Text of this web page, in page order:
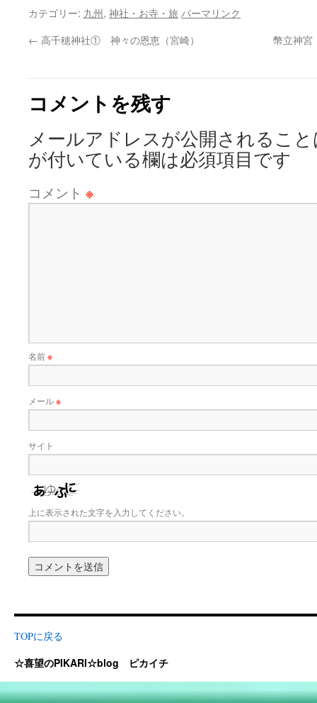
カテゴリー: 九州, 神社・お寺・旅 パーマリンク
← 高千穂神社① 神々の恩恵（宮崎） 幣立神
コメントを残す
メールアドレスが公開されるこ
が付いている欄は必須項目です
コメント ※
名前※
メール※
サイト
上に表示された文字を入力してください。
TOPに戻る
☆喜望のPIKARI☆blog ピカイチ